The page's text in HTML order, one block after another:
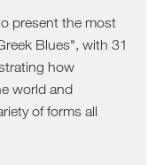
present the most
Blues", with 31
how
world and
of forms all